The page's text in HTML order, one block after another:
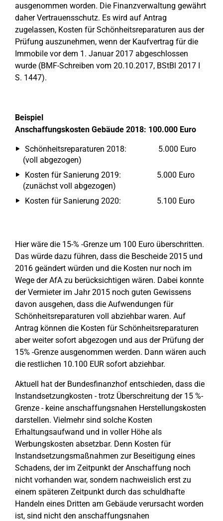
ausgenommen worden. Die Finanzverwaltung gewährt
daher Vertrauensschutz. Es wird auf Antrag
zugelassen, Kosten für Schönheitsreparaturen aus der
Prüfung auszunehmen, wenn der Kaufvertrag für die
Immobile vor dem 1. Januar 2017 abgeschlossen
wurde (BMF-Schreiben vom 20.10.2017, BStBl 2017 I
S. 1447).
Beispiel
Anschaffungskosten Gebäude 2018: 100.000 Euro
Schönheitsreparaturen 2018: 5.000 Euro
(voll abgezogen)
Kosten für Sanierung 2019: 5.000 Euro
(zunächst voll abgezogen)
Kosten für Sanierung 2020: 5.100 Euro
Hier wäre die 15-% -Grenze um 100 Euro überschritten.
Das würde dazu führen, dass die Bescheide 2015 und
2016 geändert würden und die Kosten nur noch im
Wege der AfA zu berücksichtigen wären. Dabei konnte
der Vermieter im Jahr 2015 noch guten Gewissens
davon ausgehen, dass die Aufwendungen für
Schönheitsreparaturen voll abziehbar waren. Auf
Antrag können die Kosten für Schönheitsreparaturen
aber weiter sofort abgezogen und aus der Prüfung der
15% -Grenze ausgenommen werden. Dann wären auch
die restlichen 10.100 EUR sofort abziehbar.
Aktuell hat der Bundesfinanzhof entschieden, dass die
Instandsetzungkosten - trotz Überschreitung der 15 %-
Grenze - keine anschaffungsnahen Herstellungskosten
darstellen. Vielmehr sind solche Kosten
Erhaltungsaufwand und in voller Höhe als
Werbungskosten absetzbar. Denn Kosten für
Instandsetzungsmaßnahmen zur Beseitigung eines
Schadens, der im Zeitpunkt der Anschaffung noch
nicht vorhanden war, sondern nachweislich erst zu
einem späteren Zeitpunkt durch das schuldhafte
Handeln eines Dritten am Gebäude verursacht worden
ist, sind nicht den anschaffungsnahen